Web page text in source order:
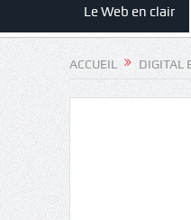
Le Web en clair
ACCUEIL DIGITAL